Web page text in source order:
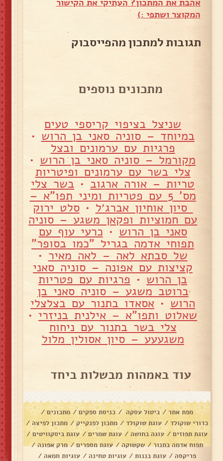
אהבת את המתכון? העתיקי את הקישור
המקוצר ושתפי :)
תגובות למתכון מהפייסבוק
מתכונים נוספים
שניצל בציפוי קריספי טעים
במיוחד – סוניה סאני בן הרוש •
פרגיות עם ערמונים ובצל
מקורמל – סוניה סאני בן הרוש •
צלי בשר עם ערמונים ופיטריות
טריות – אורה ארגוב • בשר צלי
מס' 5 עם פטריות ומיני תפו"א –
סיון אוחיון אברג׳ל •סלט ירוק
עם חמוציות ופקאן משגע – סוניה
סאני בן הרוש • כרעי עוף עם
תפוחי אדמה בגריל "כמו בסופר"
של סבתא לאה – לאה מאיר •
קציצות עם אפונה – סוניה סאני
בן הרוש • פרגיות עם פטריות
ברוטב משגע – סוניה סאני בן
הרוש • אסאדו בתנור עם בצלצלי
שאלוט ותפו"א – אילנית בניזרי •
צלי בשר בתנור עם ניחוח
משגעעע – סיון אסולין מלול
עוד באמהות מבשלות ביחד
מפת אתר/ ביטול עסקה/ כניסת ספקים/ מתכונים /
כדורי שוקולד / עוגת שוקולד / מתכון לפנקייק / מתכון לפיצה/
עוגת תפוזים / עוגה בחושה / עוגת שמרים / עוגת ביסקוויטים/
תפוח אדמה בתנור/ שקשוקה/ עוגת מספרים/ מרק אפונה/
פריקסה / עוגת בננות / עוגיות טחינה / עוגיות חמאה /